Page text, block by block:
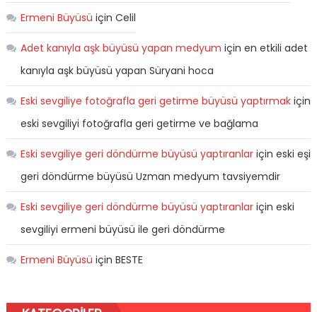
Ermeni Büyüsü için Celil
Adet kanıyla aşk büyüsü yapan medyum için en etkili adet
kanıyla aşk büyüsü yapan Süryani hoca
Eski sevgiliye fotoğrafla geri getirme büyüsü yaptırmakiçin
eski sevgiliyi fotoğrafla geri getirme ve bağlama
Eski sevgiliye geri döndürme büyüsü yaptıranlariçin eski eşi
geri döndürme büyüsü Uzman medyum tavsiyemdir
Eski sevgiliye geri döndürme büyüsü yaptıranlariçin eski
sevgiliyi ermeni büyüsü ile geri döndürme
Ermeni Büyüsü için BESTE